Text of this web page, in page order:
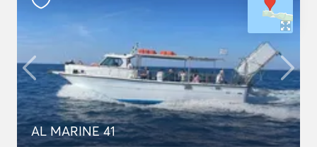
AL MARINE 41